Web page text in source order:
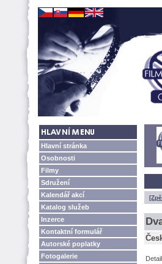
Hlavní stránka
Osobnosti
Filmy
Sdružení
Kalendář akcí
Katalog služeb
Inzerce
Kontaktní formulář
Autorské poplatky
Fotogalerie